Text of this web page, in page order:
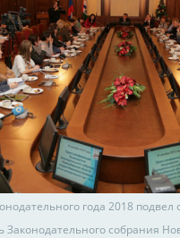
года 2018 подвел
Законодательного собрания